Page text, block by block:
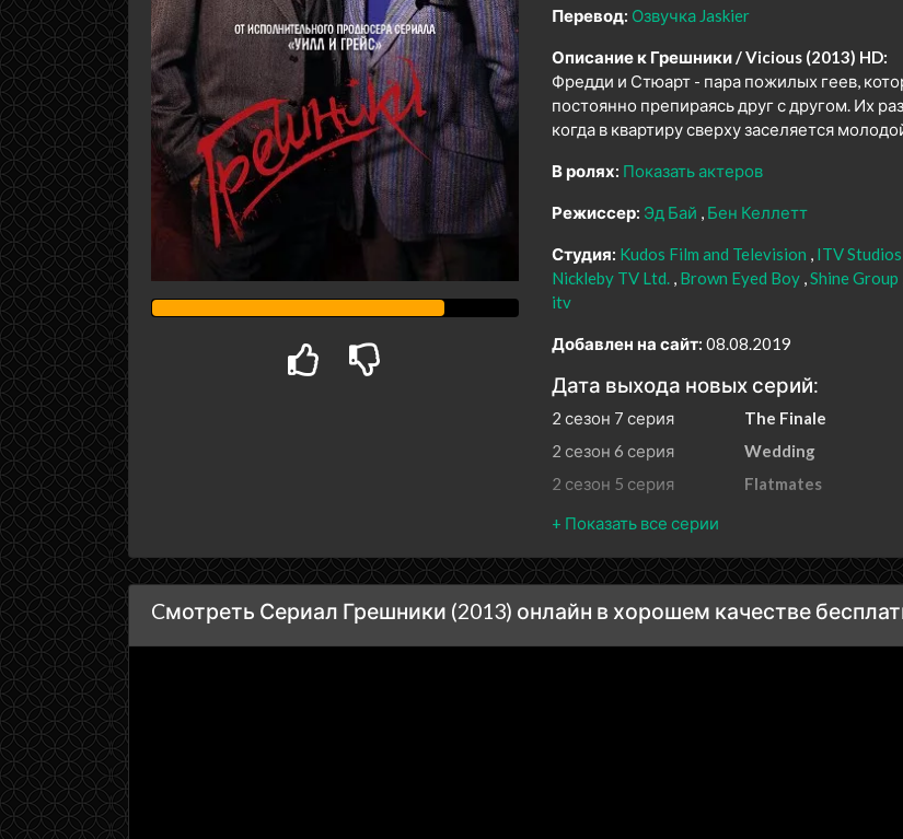
Перевод: Озвучка Jaskier
Описание к Грешники / Vicious (2013) HD:
Фредди и Стюарт - пара пожилых геев,
постоянно препираясь друг с другом. Их
когда в квартиру сверху заселяется
В ролях: Показать актеров
Режиссер: Эд Бай Бен Келлетт
Студия: Kudos Film and Television
ITV Studios
Nickleby TV Ltd. Brown Eyed Boy Shine Group
itv
Добавлен на сайт: 08.08.2019
Дата выхода новых серий:
2 сезон 7 серия The Finale
2 сезон 6 серия
Wedding
2 сезон 5 серия
Flatmates
2 сезон 4 серия
2 сезон 2 серия
Gym
2 сезон 1 серия
Sister
2 сезон 0 серия
A Year
Cмотреть Сериал Грешники (2013) онлайн в хорошем качестве